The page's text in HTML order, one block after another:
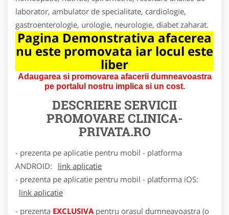
laborator, ambulator de specialitate, cardiologie,
gastroenterologie, urologie, neurologie, diabet zaharat.
Pagina Demonstrativa afacerea
nu este promovata iar locul este
liber
Adaugarea si promovarea afacerii dumneavoastra
pe portalul nostru implica si un cost.
DESCRIERE SERVICII
PROMOVARECLINICA-
PRIVATA.RO
- prezenta pe aplicatie pentru mobil - platforma
ANDROID:
link aplicatie
- prezenta pe aplicatie pentru mobil - platforma iOS:
link aplicatie
- prezenta EXCLUSIVA pentru orasul dumneavoastra (o